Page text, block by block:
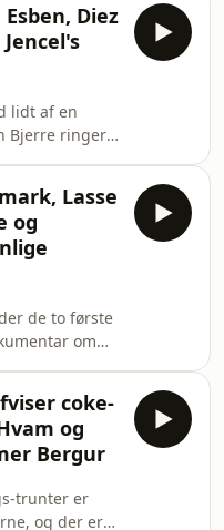
og så
på
Men er
vender også
på
på
Diez
lidt af en
Bjerre ringer
låg på
du høre
om det
sender til en
at Maria
et intimt
Er Gen
Lasse
og
de to første
om
om de pæne
kant og
kedede os.)Vi
coming
coke-
og
Bergur
trunter er
og der er